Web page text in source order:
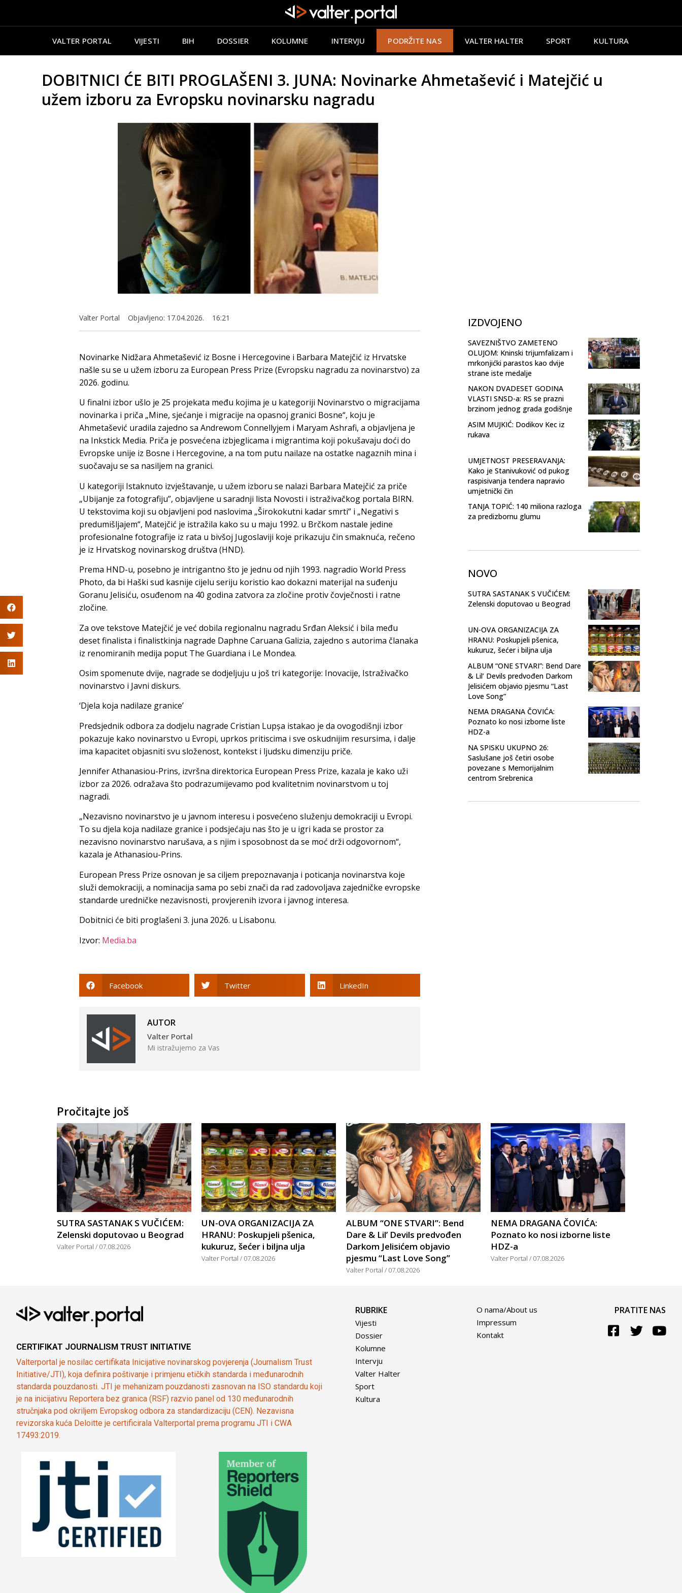
VALTER PORTAL VIJESTI BIH DOSSIER KOLUMNE INTERVJU PODRŽITE NAS VALTER HALTER SPORT KULTURA
DOBITNICI ĆE BITI PROGLAŠENI 3. JUNA: Novinarke Ahmetašević i Matejčić u
užem izboru za Evropsku novinarsku nagradu
Valter Portal Objavljeno: 17.04.2026. 16:21
Novinarke Nidžara Ahmetašević iz Bosne i Hercegovine i Barbara Matejčić iz Hrvatske
našle su se u užem izboru za European Press Prize (Evropsku nagradu za novinarstvo) za
2026. godinu.
U finalni izbor ušlo je 25 projekata među kojima je u kategoriji Novinarstvo o migracijama
novinarka i priča „Mine, sjećanje i migracije na opasnoj granici Bosne“, koju je
Ahmetašević uradila zajedno sa Andrewom Connellyjem i Maryam Ashrafi, a objavljena je
na Inkstick Media. Priča je posvećena izbjeglicama i migrantima koji pokušavaju doći do
Evropske unije iz Bosne i Hercegovine, a na tom putu nailaze na ostatke nagaznih mina i
suočavaju se sa nasiljem na granici.
U kategoriji Istaknuto izvještavanje, u užem izboru se nalazi Barbara Matejčić za priče
„Ubijanje za fotografiju”, objavljene u saradnji lista Novosti i istraživačkog portala BIRN.
U tekstovima koji su objavljeni pod naslovima „Širokokutni kadar smrti” i „Negativi s
predumišljajem“, Matejčić je istražila kako su u maju 1992. u Brčkom nastale jedine
profesionalne fotografije iz rata u bivšoj Jugoslaviji koje prikazuju čin smaknuća, rečeno
je iz Hrvatskog novinarskog društva (HND).
Prema HND-u, posebno je intrigantno što je jednu od njih 1993. nagradio World Press
Photo, da bi Haški sud kasnije cijelu seriju koristio kao dokazni materijal na suđenju
Goranu Jelisiću, osuđenom na 40 godina zatvora za zločine protiv čovječnosti i ratne
zločine.
Za ove tekstove Matejčić je već dobila regionalnu nagradu Srđan Aleksić i bila među
deset finalista i finalistkinja nagrade Daphne Caruana Galizia, zajedno s autorima članaka
iz renomiranih medija poput The Guardiana i Le Mondea.
Osim spomenute dvije, nagrade se dodjeljuju u još tri kategorije: Inovacije, Istraživačko
novinarstvo i Javni diskurs.
‘Djela koja nadilaze granice’
Predsjednik odbora za dodjelu nagrade Cristian Lupșa istakao je da ovogodišnji izbor
pokazuje kako novinarstvo u Evropi, uprkos pritiscima i sve oskudnijim resursima, i dalje
ima kapacitet objasniti svu složenost, kontekst i ljudsku dimenziju priče.
Jennifer Athanasiou-Prins, izvršna direktorica European Press Prize, kazala je kako uži
izbor za 2026. odražava što podrazumijevamo pod kvalitetnim novinarstvom u toj
nagradi.
„Nezavisno novinarstvo je u javnom interesu i posvećeno služenju demokraciji u Evropi.
To su djela koja nadilaze granice i podsjećaju nas što je u igri kada se prostor za
nezavisno novinarstvo narušava, a s njim i sposobnost da se moć drži odgovornom“,
kazala je Athanasiou-Prins.
European Press Prize osnovan je sa ciljem prepoznavanja i poticanja novinarstva koje
služi demokraciji, a nominacija sama po sebi znači da rad zadovoljava zajedničke evropske
standarde uredničke nezavisnosti, provjerenih izvora i javnog interesa.
Dobitnici će biti proglašeni 3. juna 2026. u Lisabonu.
Izvor: Media.ba
Facebook Twitter LinkedIn
AUTOR
Valter Portal
Mi istražujemo za Vas
IZDVOJENO
SAVEZNIŠTVO ZAMETENO
OLUJOM: Kninski trijumfalizam i
mrkonjićki parastos kao dvije
strane iste medalje
NAKON DVADESET GODINA
VLASTI SNSD-a: RS se prazni
brzinom jednog grada godišnje
ASIM MUJKIĆ: Dodikov Kec iz
rukava
UMJETNOST PRESERAVANJA:
Kako je Stanivuković od pukog
raspisivanja tendera napravio
umjetnički čin
TANJA TOPIĆ: 140 miliona razloga
za predizbornu glumu
NOVO
SUTRA SASTANAK S VUČIĆEM:
Zelenski doputovao u Beograd
UN-OVA ORGANIZACIJA ZA
HRANU: Poskupjeli pšenica,
kukuruz, šećer i biljna ulja
ALBUM “ONE STVARI”: Bend Dare
& Lil’ Devils predvođen Darkom
Jelisićem objavio pjesmu “Last
Love Song”
NEMA DRAGANA ČOVIĆA:
Poznato ko nosi izborne liste
HDZ-a
NA SPISKU UKUPNO 26:
Saslušane još četiri osobe
povezane s Memorijalnim
centrom Srebrenica
Pročitajte još
SUTRA SASTANAK S VUČIĆEM:
Zelenski doputovao u Beograd
Valter Portal 07.08.2026
UN-OVA ORGANIZACIJA ZA
HRANU: Poskupjeli pšenica,
kukuruz, šećer i biljna ulja
Valter Portal 07.08.2026
ALBUM “ONE STVARI”: Bend
Dare & Lil’ Devils predvođen
Darkom Jelisićem objavio
pjesmu “Last Love Song”
Valter Portal 07.08.2026
NEMA DRAGANA ČOVIĆA:
Poznato ko nosi izborne liste
HDZ-a
Valter Portal 07.08.2026
CERTIFIKAT JOURNALISM TRUST INITIATIVE
Valterportal je nosilac certifikata Inicijative novinarskog povjerenja (Journalism Trust
Initiative/JTI), koja definira poštivanje i primjenu etičkih standarda i međunarodnih
standarda pouzdanosti. JTI je mehanizam pouzdanosti zasnovan na ISO standardu koji
je na inicijativu Reportera bez granica (RSF) razvio panel od 130 međunarodnih
stručnjaka pod okriljem Evropskog odbora za standardizaciju (CEN). Nezavisna
revizorska kuća Deloitte je certificirala Valterportal prema programu JTI i CWA
17493:2019.
RUBRIKE
Vijesti
Dossier
Kolumne
Intervju
Valter Halter
Sport
Kultura
O nama/About us
Impressum
Kontakt
PRATITE NAS